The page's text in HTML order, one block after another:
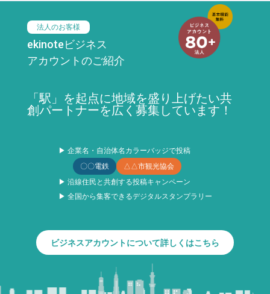
法人のお客様
ekinoteビジネス
アカウントのご紹介
「駅」を起点に地域を盛り上げたい共
創パートナーを広く募集しています！
▶ 企業名・自治体名カラーバッジで投稿
〇〇電鉄
△△市観光協会
▶ 沿線住民と共創する投稿キャンペーン
▶ 全国から集客できるデジタルスタンプラリー
ビジネスアカウントについて詳しくはこちら